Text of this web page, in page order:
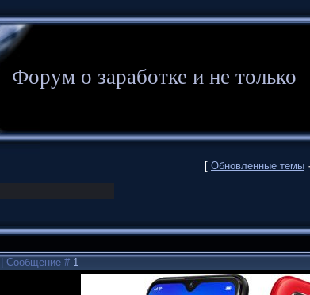
Форум о заработке и не
[ Обновленные темы ·
Сообщение # 1